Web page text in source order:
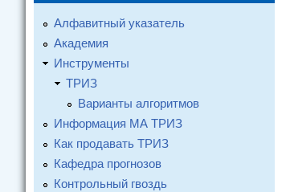
Алфавитный указатель
Академия
Инструменты
ТРИЗ
Варианты алгоритмов
Информация МА ТРИЗ
Как продавать ТРИЗ
Кафедра прогнозов
Контрольный гвоздь